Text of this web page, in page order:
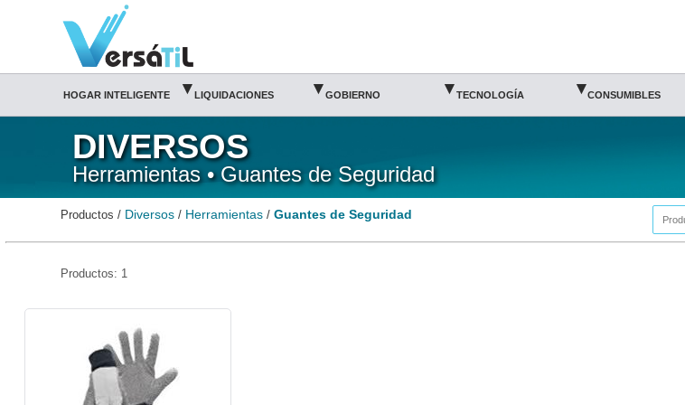
Guantes de Seguridad/Herramientas/Diversos|Versátil TI
HOGAR INTELIGENTE ▾ LIQUIDACIONES ▾ GOBIERNO ▾ TECNOLOGÍA ▾ CONSUMIBLES
DIVERSOS
Herramientas • Guantes de Seguridad
Productos / Diversos / Herramientas /Guantes de Seguridad
Productos: 1